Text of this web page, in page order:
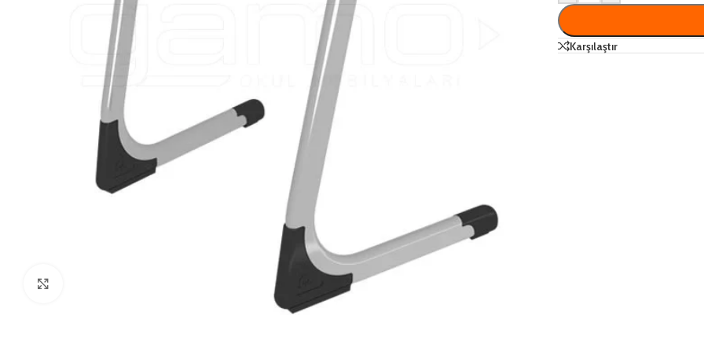
Karşılaştır